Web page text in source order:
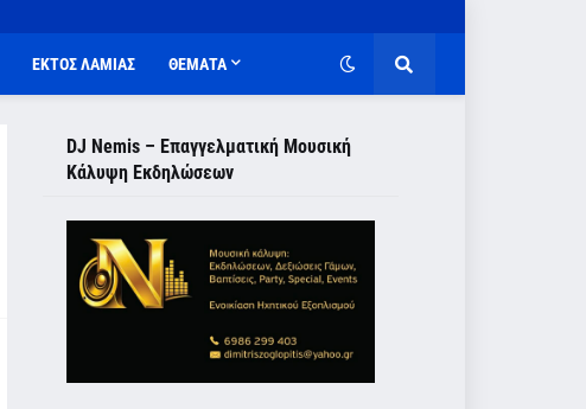
ΕΚΤΟΣ ΛΑΜΙΑΣ ΘΕΜΑΤΑ
DJ Nemis – Επαγγελματική Μουσική
Κάλυψη Εκδηλώσεων